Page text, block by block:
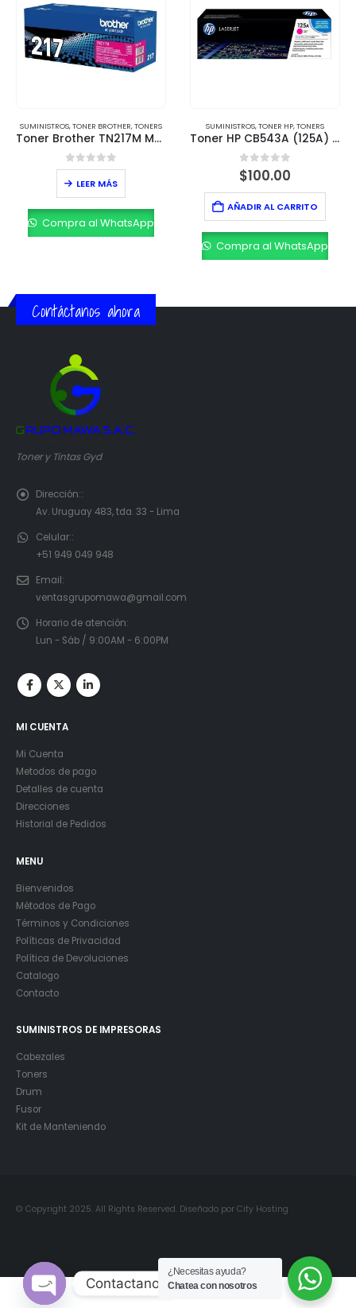
SUMINISTROS,TONER BROTHER,TONERS
Toner Brother TN217M Magenta – Rendimiento de 2,300 páginas
0out of 5
LEER MÁS
Compra al WhatsApp
SUMINISTROS,TONER HP,TONERS
Toner HP CB543A (125A) Magenta – Rendimiento 1,400 páginas
0out of 5
$100.00
AÑADIR AL CARRITO
Compra al WhatsApp
Contáctanos ahora
Toner y Tintas Gyd
Dirección::
Av. Uruguay 483, tda. 33 - Lima
Celular::
+51 949 049 948
Email:
ventasgrupomawa@gmail.com
Horario de atención:
Lun - Sáb / 9:00AM - 6:00PM
MI CUENTA
Mi Cuenta
Metodos de pago
Detalles de cuenta
Direcciones
Historial de Pedidos
MENU
Bienvenidos
Métodos de Pago
Términos y Condiciones
Políticas de Privacidad
Política de Devoluciones
Catalogo
Contacto
SUMINISTROS DE IMPRESORAS
Cabezales
Toners
Drum
Fusor
Kit de Manteniendo
© Copyright 2025. All Rights Reserved. Diseñado por City Hosting
¿Necesitas ayuda?
Chatea con nosotros
Contactanos